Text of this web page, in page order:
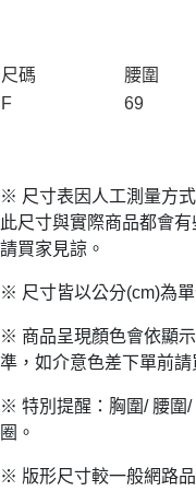
尺碼 腰圍
F
69
※ 尺寸表因人工測量方
此尺寸與實際商品都會
請買家見諒。
※ 尺寸皆以公分(cm)為單
※ 商品呈現顏色會依顯
準，如介意色差下單前請
※ 特別提醒：胸圍/ 腰圍/
圈。
※ 版形尺寸較一般網路